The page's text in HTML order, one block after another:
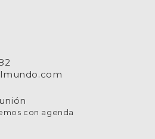
con agenda